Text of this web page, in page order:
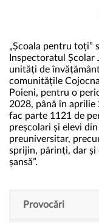
„Școala pentru toți”
Inspectoratul Școlar
unități de
comunitățile
Poieni, pentru o
2028, până în
fac parte 1121 de
preșcolari și elevi
preuniversitar,
sprijin, părinți, dar și
șansă”.
Provocări